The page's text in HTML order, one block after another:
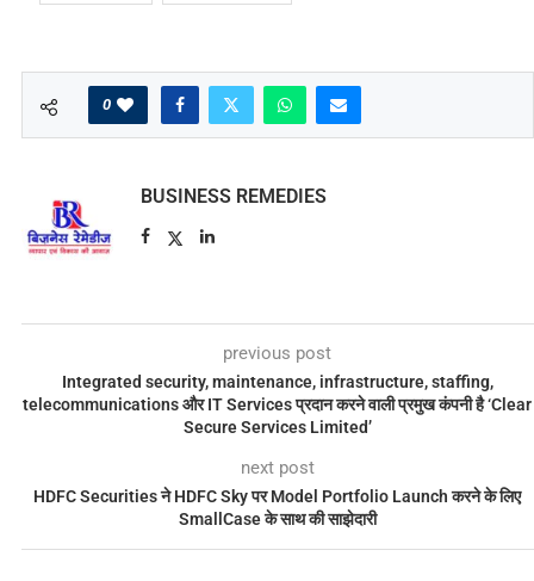
0
BUSINESS REMEDIES
previous post
Integrated security, maintenance, infrastructure, staffing,
telecommunications और IT Services प्रदान करने वाली प्रमुख कंपनी है ‘Clear
Secure Services Limited’
next post
HDFC Securities ने HDFC Sky पर Model Portfolio Launch करने के लिए
SmallCase के साथ की साझेदारी